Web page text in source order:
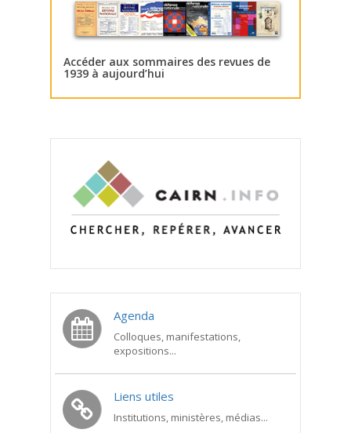
Accéder aux sommaires des revues de
1939 à aujourd’hui
Agenda
Colloques, manifestations,
expositions...
Liens utiles
Institutions, ministères, médias...